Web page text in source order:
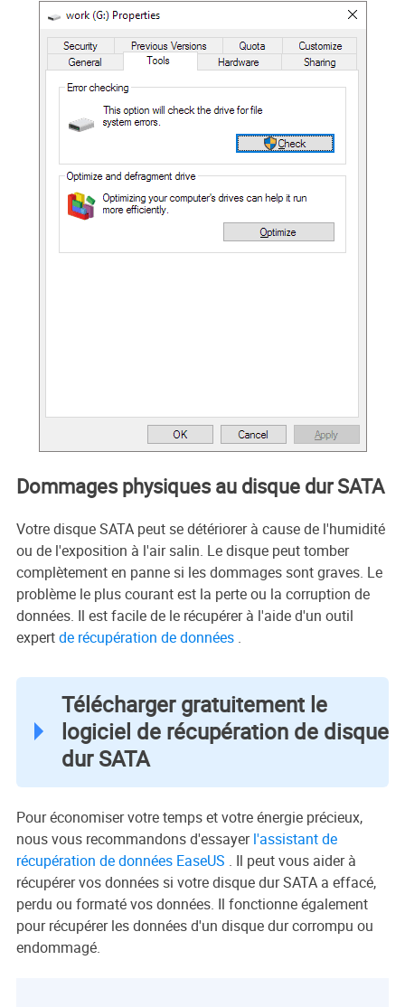
Dommages physiques au disque dur SATA
Votre disque SATA peut se détériorer à cause de l'humidité
ou de l'exposition à l'air salin. Le disque peut tomber
complètement en panne si les dommages sont graves. Le
problème le plus courant est la perte ou la corruption de
données. Il est facile de le récupérer à l'aide d'un outil
expertde récupération de données.
Télécharger gratuitement le
logiciel de récupération de disque
dur SATA
Pour économiser votre temps et votre énergie précieux,
nous vous recommandons d'essayerl'assistant de
récupération de données EaseUS . Il peut vous aider à
récupérer vos données si votre disque dur SATA a effacé,
perdu ou formaté vos données. Il fonctionne également
pour récupérer les données d'un disque dur corrompu ou
endommagé.